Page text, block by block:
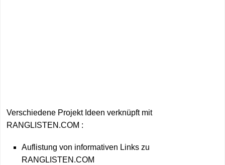
Verschiedene Projekt Ideen verknüpft mit
RANGLISTEN.COM :
Auflistung von informativen Links zu
RANGLISTEN.COM